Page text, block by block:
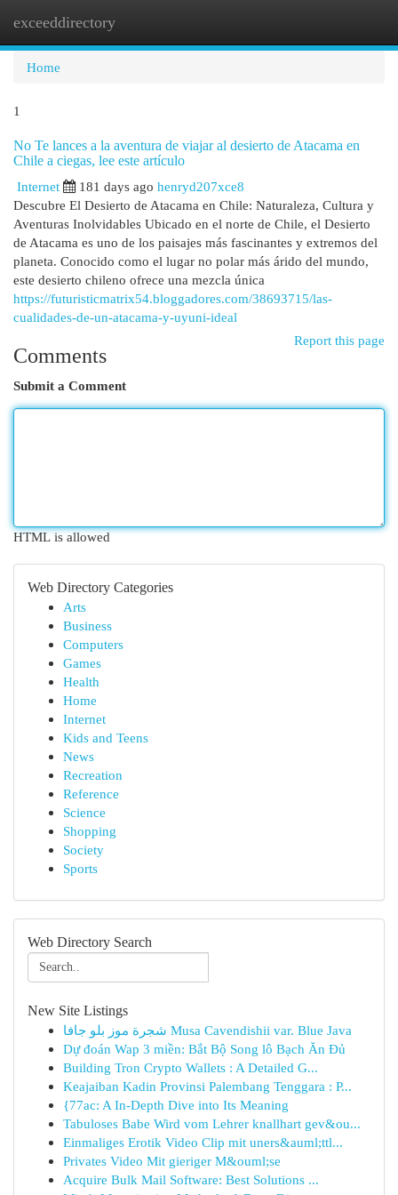
exceeddirectory
Home
1
No Te lances a la aventura de viajar al desierto de Atacama en
Chile a ciegas, lee este artículo
Internet
181 days ago henryd207xce8
Descubre El Desierto de Atacama en Chile: Naturaleza, Cultura y
Aventuras Inolvidables Ubicado en el norte de Chile, el Desierto
de Atacama es uno de los paisajes más fascinantes y extremos del
planeta. Conocido como el lugar no polar más árido del mundo,
este desierto chileno ofrece una mezcla única
https://futuristicmatrix54.bloggadores.com/38693715/las-
cualidades-de-un-atacama-y-uyuni-ideal
Report this page
Comments
Submit a Comment
HTML is allowed
Web Directory Categories
Arts
Business
Computers
Games
Health
Home
Internet
Kids and Teens
News
Recreation
Reference
Science
Shopping
Society
Sports
Web Directory Search
New Site Listings
شجرة موز بلو جافا Musa Cavendishii var. Blue Java
Dự đoán Wap 3 miền: Bắt Bộ Song lô Bạch Ăn Đủ
Building Tron Crypto Wallets : A Detailed G...
Keajaiban Kadin Provinsi Palembang Tenggara : P...
{77ac: A In-Depth Dive into Its Meaning
Tabuloses Babe Wird vom Lehrer knallhart gev&ou...
Einmaliges Erotik Video Clip mit uners&auml;ttl...
Privates Video Mit gieriger M&ouml;se
Acquire Bulk Mail Software: Best Solutions ...